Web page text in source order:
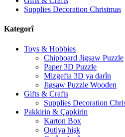
Supplies Decoration Christmas
Kategorî
Toys & Hobbies
Chipboard Jigsaw Puzzle
Paper 3D Puzzle
Mizgefta 3D ya darîn
Jigsaw Puzzle Wooden
Gifts & Crafts
Supplies Decoration
Pakkirin & Çapkirin
Karton Box
Qutiya hişk